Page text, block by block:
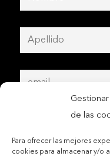
de las
Para ofrecer las mejores
cookies para almacenar y/o